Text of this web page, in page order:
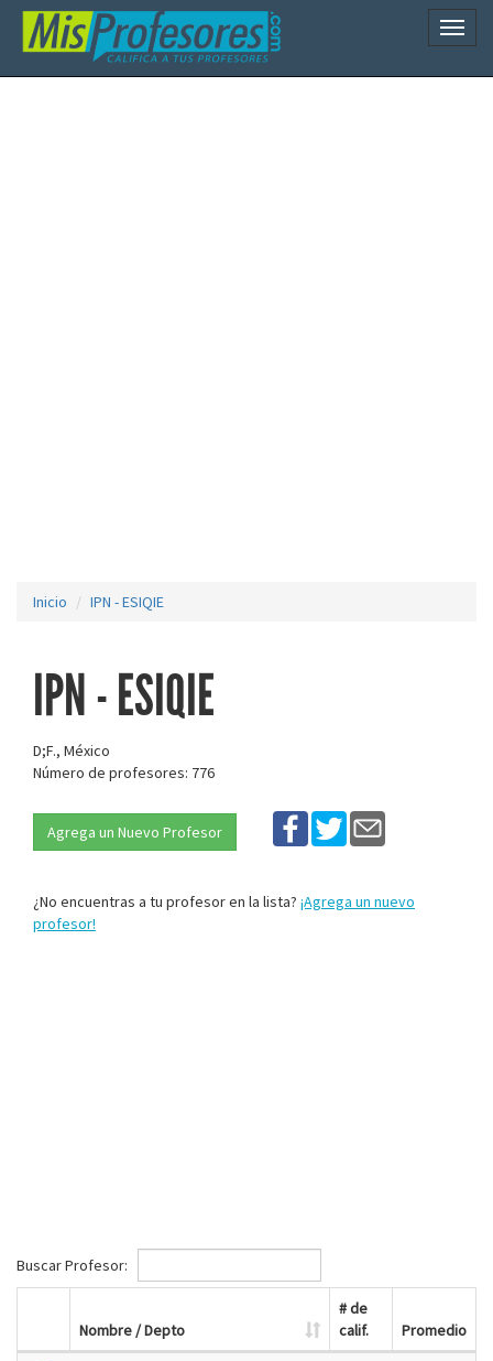
Inicio IPN - ESIQIE
IPN - ESIQIE
D;F., México
Número de profesores: 776
Agrega un Nuevo Profesor
¿No encuentras a tu profesor en la lista? ¡Agrega un nuevo
profesor!
Buscar Profesor:
Nombre / Depto
# de
calif.
Promedio